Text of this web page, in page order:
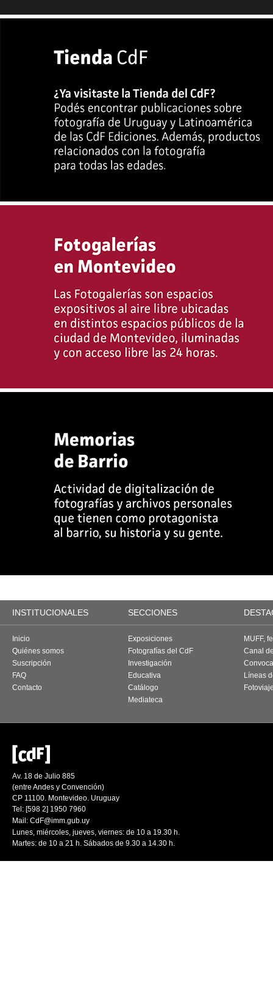
INSTITUCIONALES SECCIONES
Inicio
Quiénes somos
Suscripción
FAQ
Contacto
Exposiciones
Fotografías del CdF
Investigación
Educativa
Catálogo
Mediateca
MUFF,
Canal
Líneas
Av. 18 de Julio 885
(entre Andes y Convención)
CP 11100. Montevideo. Uruguay
Tel: [598 2] 1950 7960
Mail: CdF@imm.gub.uy
Lunes, miércoles, jueves, viernes: de 10 a 19.30 h.
Martes: de 10 a 21 h. Sábados de 9.30 a 14.30 h.